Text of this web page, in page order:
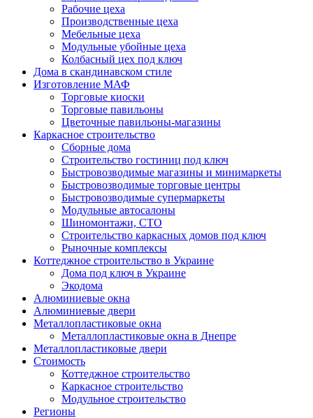
Рабочие цеха
Производственные цеха
Мебельные цеха
Модульные убойные цеха
Колбасный цех под ключ
Дома в скандинавском стиле
Изготовление МАФ
Торговые киоски
Торговые павильоны
Цветочные павильоны-магазины
Каркасное строительство
Сборные дома
Строительство гостиниц под ключ
Быстровозводимые магазины и минимаркеты
Быстровозводимые торговые центры
Быстровозводимые супермаркеты
Модульные автосалоны
Шиномонтажи, СТО
Строительство каркасных домов под ключ
Рыночные комплексы
Коттеджное строительство в Украине
Дома под ключ в Украине
Экодома
Алюминиевые окна
Алюминиевые двери
Металлопластиковые окна
Металлопластиковые окна в Днепре
Металлопластиковые двери
Стоимость
Коттеджное строительство
Каркасное строительство
Модульное строительство
Регионы